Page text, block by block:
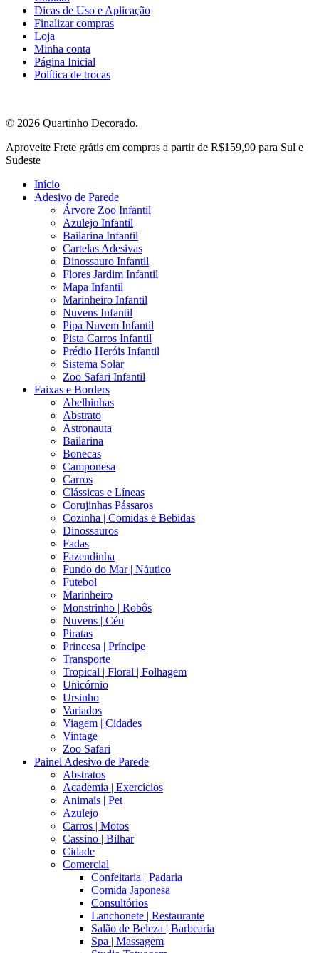
Dicas de Uso e Aplicação
Finalizar compras
Loja
Minha conta
Página Inicial
Política de trocas
© 2026 Quartinho Decorado.
Close
Menu
Aproveite Frete grátis em compras a partir de R$159,90 para Sul e
Sudeste
Início
Adesivo de Parede
Árvore Zoo Infantil
Azulejo Infantil
Bailarina Infantil
Cartelas Adesivas
Dinossauro Infantil
Flores Jardim Infantil
Mapa Infantil
Marinheiro Infantil
Nuvens Infantil
Pipa Nuvem Infantil
Pista Carros Infantil
Prédio Heróis Infantil
Sistema Solar
Zoo Safari Infantil
Faixas e Borders
Abelhinhas
Abstrato
Astronauta
Bailarina
Bonecas
Camponesa
Carros
Clássicas e Líneas
Corujinhas Pássaros
Cozinha | Comidas e Bebidas
Dinossauros
Fadas
Fazendinha
Fundo do Mar | Náutico
Futebol
Marinheiro
Monstrinho | Robôs
Nuvens | Céu
Piratas
Princesa | Príncipe
Transporte
Tropical | Floral | Folhagem
Unicórnio
Ursinho
Variados
Viagem | Cidades
Vintage
Zoo Safari
Painel Adesivo de Parede
Abstratos
Academia | Exercícios
Animais | Pet
Azulejo
Carros | Motos
Cassino | Bilhar
Cidade
Comercial
Confeitaria | Padaria
Comida Japonesa
Consultórios
Lanchonete | Restaurante
Salão de Beleza | Barbearia
Spa | Massagem